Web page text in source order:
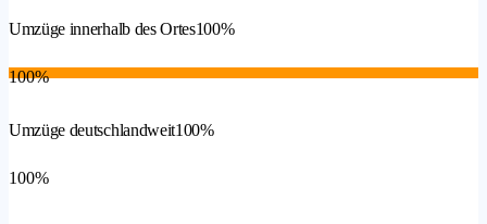
Umzüge innerhalb des Ortes100%
100%
Umzüge deutschlandweit100%
100%